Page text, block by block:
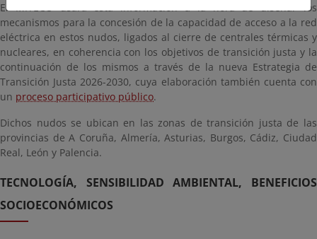
El MITECO usará esta información a la hora de diseñar los
mecanismos para la concesión de la capacidad de acceso a la red
eléctrica en estos nudos, ligados al cierre de centrales térmicas y
nucleares, en coherencia con los objetivos de transición justa y la
continuación de los mismos a través de la nueva Estrategia de
Transición Justa 2026-2030, cuya elaboración también cuenta con
un proceso participativo público.
Dichos nudos se ubican en las zonas de transición justa de las
provincias de A Coruña, Almería, Asturias, Burgos, Cádiz, Ciudad
Real, León y Palencia.
TECNOLOGÍA, SENSIBILIDAD AMBIENTAL, BENEFICIOS
SOCIOECONÓMICOS